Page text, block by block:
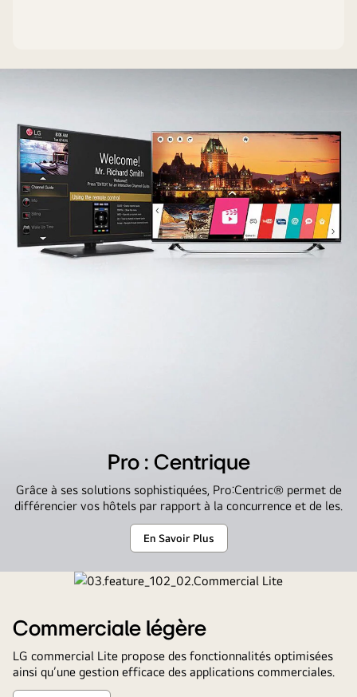
03.feature_102_01.ProCentric
Pro : Centrique
Grâce à ses solutions sophistiquées, Pro:Centric® permet de
différencier vos hôtels par rapport à la concurrence et de les.
Pro
:
En Savoir Plus
Commerciale légère
LG commercial Lite propose des fonctionnalités optimisées
ainsi qu’une gestion efficace des applications commerciales.